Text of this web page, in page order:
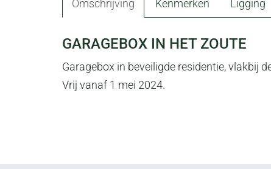
Omschrijving Kenmerken Ligging
OMSCHRIJVING
GARAGEBOX IN HET ZOUTE
Garagebox in beveiligde residentie, vlakbij
Vrij vanaf 1 mei 2024.